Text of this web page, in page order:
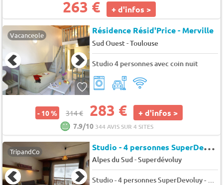
263 € + d'infos >
Vacanceole Résidence Résid'Price - Merville
Sud Ouest-Toulouse
Studio 4 personnes avec coin nuit
- 10 % 314 € 283 € + d'infos >
7.9/10 344 AVIS SUR 4 SITES
TripandCo S
tudio - 4 personnes SuperDevoluy - Bois d'aurouze costebelle
Alpes du Sud-Superdévoluy